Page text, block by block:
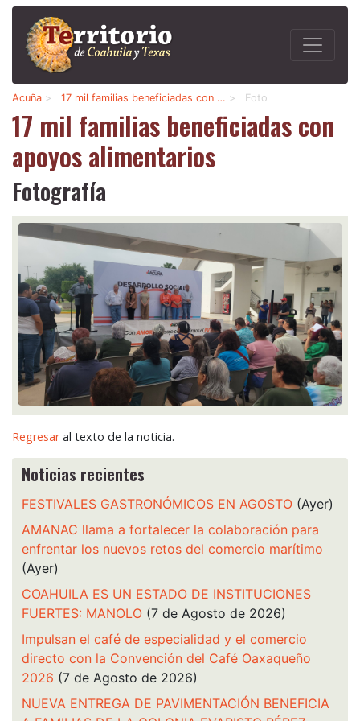
Acuña > 17 mil familias beneficiadas con … > Foto
17 mil familias beneficiadas con
apoyos alimentarios
Fotografía
Regresaral texto de la noticia.
Noticias recientes
FESTIVALES GASTRONÓMICOS EN AGOSTO (Ayer)
AMANAC llama a fortalecer la colaboración para
enfrentar los nuevos retos del comercio marítimo
(Ayer)
COAHUILA ES UN ESTADO DE INSTITUCIONES
FUERTES: MANOLO (7 de Agosto de 2026)
Impulsan el café de especialidad y el comercio
directo con la Convención del Café Oaxaqueño
2026 (7 de Agosto de 2026)
NUEVA ENTREGA DE PAVIMENTACIÓN BENEFICIA